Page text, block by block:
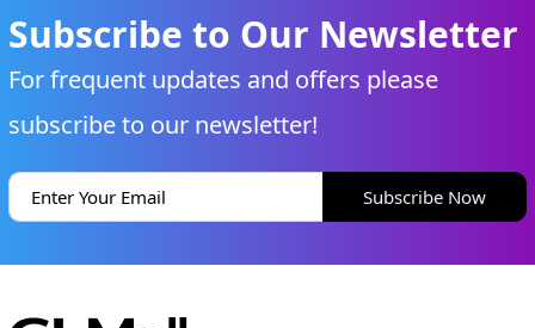
Subscribe to Our Newsletter
For frequent updates and offers please
subscribe to our newsletter!
Subscribe Now